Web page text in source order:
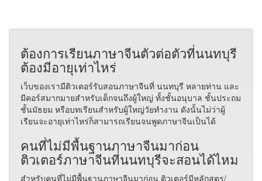
ต้องการเรียนภาษาจีนตัวต่อตัวที่นนทบุรี
ต้องมีอายุเท่าไหร่
เว็บของเรามีติวเตอร์รับสอนภาษาจีนที่ นนทบุรี หลายท่าน และ
มีคอร์สมากมายสำหรับเด็กจนถึงผู้ใหญ่ ทั้งชั้นอนุบาล ชั้นประถม
ชั้นมัธยม หรือบทเรียนสำหรับผู้ใหญ่วัยทำงาน ดังนั้นไม่ว่าผู้
เรียนจะอายุเท่าไหร่ก็สามารถเรียนจนพูดภาษาจีนเป็นได้
คนที่ไม่มีพื้นฐานภาษาจีนมาก่อน
ติวเตอร์ภาษาจีนที่นนทบุรีจะสอนได้ไหม
สำหรับคนที่ไม่มีพื้นฐานภาษาจีนมาก่อน ติวเตอร์มีหลักสูตร/